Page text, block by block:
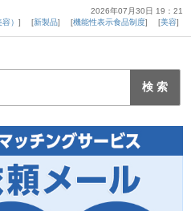
2026年07月30日 19：21
） 新製品 機能性表示食品制度 美容